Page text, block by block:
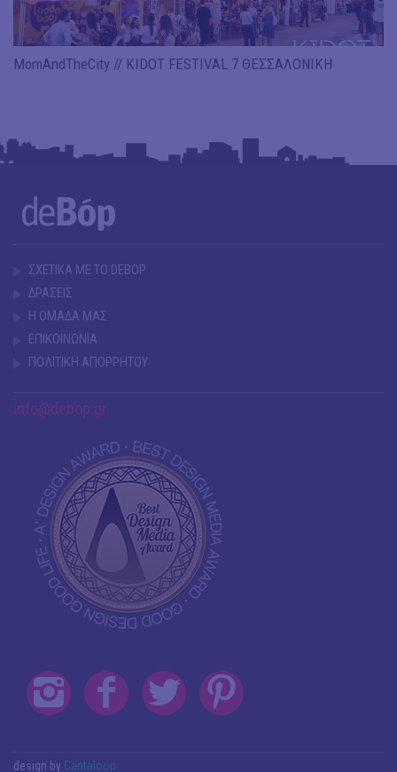
MomAndTheCity // KIDOT FESTIVAL 7 ΘΕΣΣΑΛΟΝΙΚΗ
ΣΧΕΤΙΚΑ ΜΕ ΤΟ DEBOP
ΔΡΑΣΕΙΣ
Η ΟΜΑΔΑ ΜΑΣ
ΕΠΙΚΟΙΝΩΝΙΑ
ΠΟΛΙΤΙΚΗ ΑΠΟΡΡΗΤΟΥ
info@debop.gr
design by Cantaloop